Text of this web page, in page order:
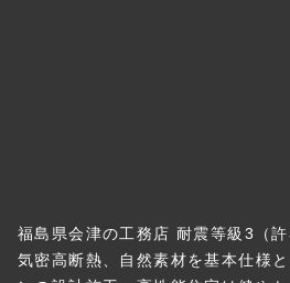
福島県会津の工務店 耐震等級3（
気密高断熱、自然素材を基本仕様